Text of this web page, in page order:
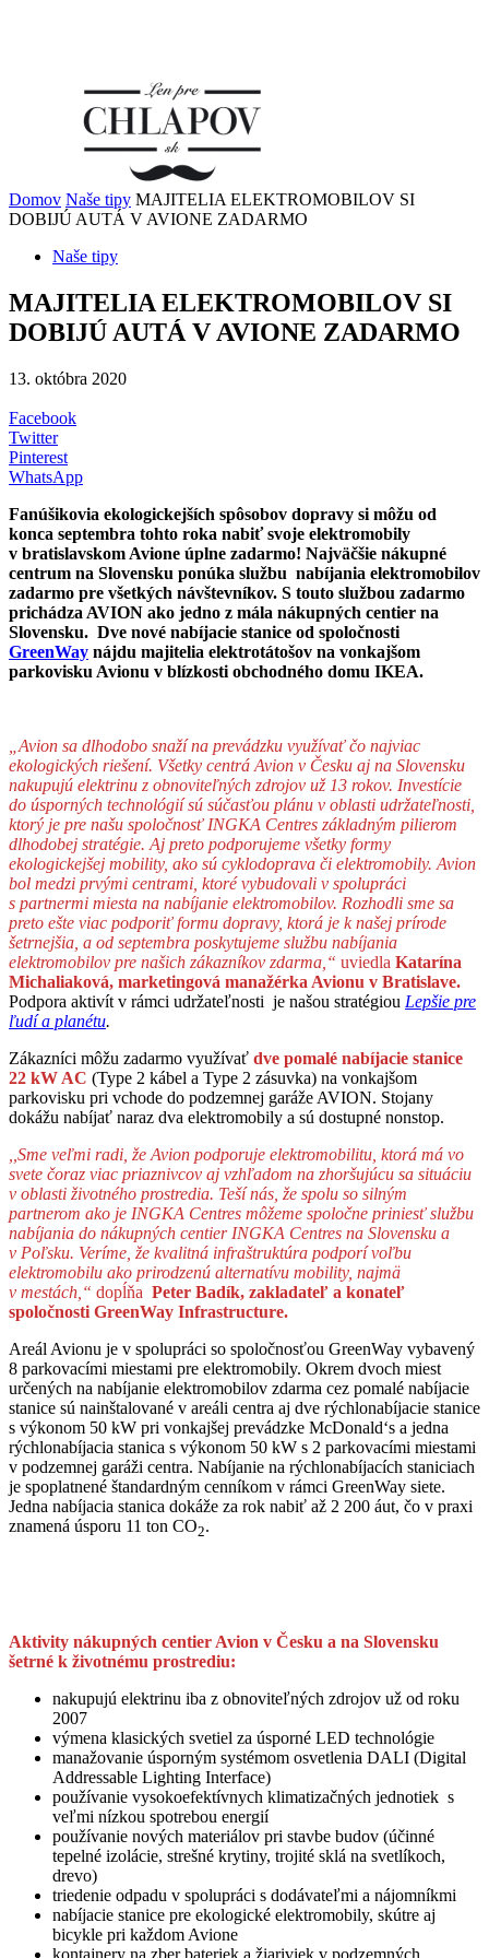
Domov Naše tipy MAJITELIA ELEKTROMOBILOV SI
DOBIJÚ AUTÁ V AVIONE ZADARMO
Naše tipy
MAJITELIA ELEKTROMOBILOV SI
DOBIJÚ AUTÁ V AVIONE ZADARMO
13. októbra 2020
Facebook
Twitter
Pinterest
WhatsApp
Fanúšikovia ekologickejších spôsobov dopravy si môžu od
konca septembra tohto roka nabiť svoje elektromobily
v bratislavskom Avione úplne zadarmo! Najväčšie nákupné
centrum na Slovensku ponúka službu nabíjania elektromobilov
zadarmo pre všetkých návštevníkov. S touto službou zadarmo
prichádza AVION ako jedno z mála nákupných centier na
Slovensku. Dve nové nabíjacie stanice od spoločnosti
GreenWay nájdu majitelia elektrotátošov na vonkajšom
parkovisku Avionu v blízkosti obchodného domu IKEA.
„Avion sa dlhodobo snaží na prevádzku využívať čo najviac
ekologických riešení. Všetky centrá Avion v Česku aj na Slovensku
nakupujú elektrinu z obnoviteľných zdrojov už 13 rokov. Investície
do úsporných technológií sú súčasťou plánu v oblasti udržateľnosti,
ktorý je pre našu spoločnosť INGKA Centres základným pilierom
dlhodobej stratégie. Aj preto podporujeme všetky formy
ekologickejšej mobility, ako sú cyklodoprava či elektromobily. Avion
bol medzi prvými centrami, ktoré vybudovali v spolupráci
s partnermi miesta na nabíjanie elektromobilov. Rozhodli sme sa
preto ešte viac podporiť formu dopravy, ktorá je k našej prírode
šetrnejšia, a od septembra poskytujeme službu nabíjania
elektromobilov pre našich zákazníkov zdarma,“ uviedla Katarína
Michaliaková, marketingová manažérka Avionu v Bratislave.
Podpora aktivít v rámci udržateľnosti je našou stratégiou Lepšie pre
ľudí a planétu.
Zákazníci môžu zadarmo využívať dve pomalé nabíjacie stanice
22 kW AC (Type 2 kábel a Type 2 zásuvka) na vonkajšom
parkovisku pri vchode do podzemnej garáže AVION. Stojany
dokážu nabíjať naraz dva elektromobily a sú dostupné nonstop.
,,Sme veľmi radi, že Avion podporuje elektromobilitu, ktorá má vo
svete čoraz viac priaznivcov aj vzhľadom na zhoršujúcu sa situáciu
v oblasti životného prostredia. Teší nás, že spolu so silným
partnerom ako je INGKA Centres môžeme spoločne priniesť službu
nabíjania do nákupných centier INGKA Centres na Slovensku a
v Poľsku. Veríme, že kvalitná infraštruktúra podporí voľbu
elektromobilu ako prirodzenú alternatívu mobility, najmä
v mestách,“ dopĺňa Peter Badík, zakladateľ a konateľ
spoločnosti GreenWay Infrastructure.
Areál Avionu je v spolupráci so spoločnosťou GreenWay vybavený
8 parkovacími miestami pre elektromobily. Okrem dvoch miest
určených na nabíjanie elektromobilov zdarma cez pomalé nabíjacie
stanice sú nainštalované v areáli centra aj dve rýchlonabíjacie stanice
s výkonom 50 kW pri vonkajšej prevádzke McDonald‘s a jedna
rýchlonabíjacia stanica s výkonom 50 kW s 2 parkovacími miestami
v podzemnej garáži centra. Nabíjanie na rýchlonabíjacích staniciach
je spoplatnené štandardným cenníkom v rámci GreenWay siete.
Jedna nabíjacia stanica dokáže za rok nabiť až 2 200 áut, čo v praxi
znamená úsporu 11 ton CO2.
Aktivity nákupných centier Avion v Česku a na Slovensku
šetrné k životnému prostrediu:
nakupujú elektrinu iba z obnoviteľných zdrojov už od roku
2007
výmena klasických svetiel za úsporné LED technológie
manažovanie úsporným systémom osvetlenia DALI (Digital
Addressable Lighting Interface)
používanie vysokoefektívnych klimatizačných jednotiek s
veľmi nízkou spotrebou energií
používanie nových materiálov pri stavbe budov (účinné
tepelné izolácie, strešné krytiny, trojité sklá na svetlíkoch,
drevo)
triedenie odpadu v spolupráci s dodávateľmi a nájomníkmi
nabíjacie stanice pre ekologické elektromobily, skútre aj
bicykle pri každom Avione
kontajnery na zber bateriek a žiariviek v podzemných